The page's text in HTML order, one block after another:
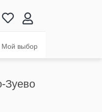
Мой выбор
Зуево